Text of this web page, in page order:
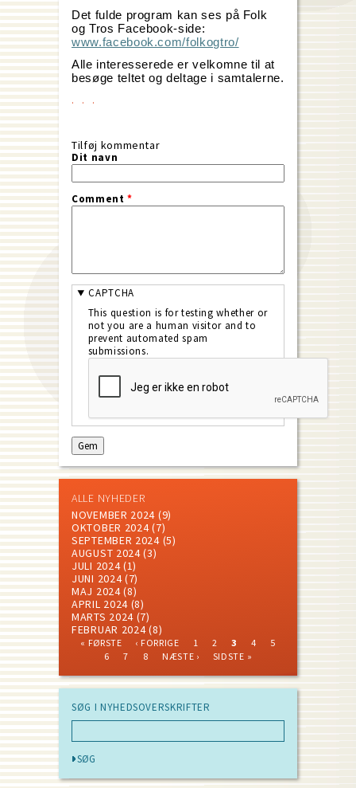
Det fulde program kan ses på Folk
og Tros Facebook-side:
www.facebook.com/folkogtro/
Alle interesserede er velkomne til at
besøge teltet og deltage i samtalerne.
Tilføj kommentar
Dit navn
Comment*
CAPTCHA
This question is for testing whether or
not you are a human visitor and to
prevent automated spam
submissions.
ALLE NYHEDER
NOVEMBER 2024 (9)
OKTOBER 2024(7)
SEPTEMBER 2024(5)
AUGUST 2024(3)
JULI 2024(1)
JUNI 2024(7)
MAJ 2024(8)
APRIL 2024 (8)
MARTS 2024 (7)
FEBRUAR 2024(8)
Pagination
FIRST
« FØRSTE
PREVIOUS
PAGE
‹ FORRIGE PAGE
1 PAGE
2
CURRENT
PAGE
3 PAGE
4 PAGE
5
PAGE
6 PAGE
7 PAGE
8
NEXT
NÆSTE ›
LAST
SIDSTE »
SØG I NYHEDSOVERSKRIFTER